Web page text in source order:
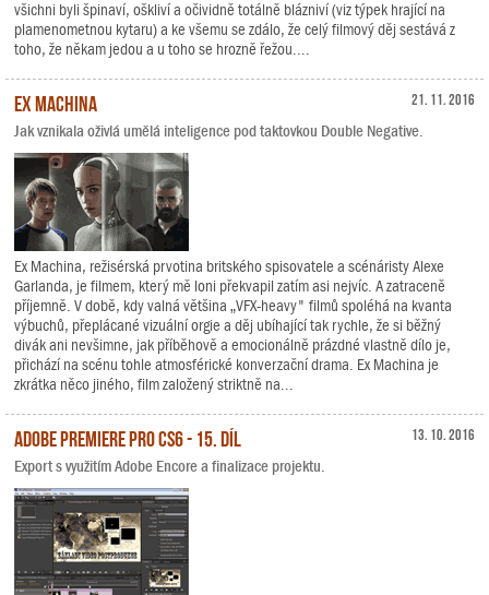
všichni byli špinaví, oškliví a očividně totálně blázniví (viz týpek hrající na
plamenometnou kytaru) a ke všemu se zdálo, že celý filmový děj sestává z
toho, že někam jedou a u toho se hrozně řežou....
21. 11. 2016
Ex Machina
Jak vznikala oživlá umělá inteligence pod taktovkou Double Negative.
Ex Machina, režisérská prvotina britského spisovatele a scénáristy Alexe
Garlanda, je filmem, který mě loni překvapil zatím asi nejvíc. A zatraceně
příjemně. V době, kdy valná většina „VFX-heavy" filmů spoléhá na kvanta
výbuchů, přeplácané vizuální orgie a děj ubíhající tak rychle, že si běžný
divák ani nevšimne, jak příběhově a emocionálně prázdné vlastně dílo je,
přichází na scénu tohle atmosférické konverzační drama. Ex Machina je
zkrátka něco jiného, film založený striktně na...
13. 10. 2016
Adobe Premiere Pro CS6 - 15. díl
Export s využitím Adobe Encore a finalizace projektu.